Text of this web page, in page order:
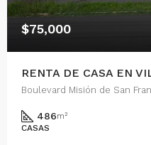
$75,000
486m²
CASAS